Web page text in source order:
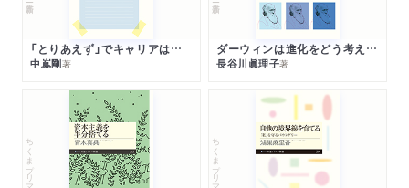
「とりあえず」でキャリアは決まる
中嶌剛著
ダーウィンは進化をどう考えたのか
長谷川眞理子著
ちくまプリマー新書 ちくまプリマー新書